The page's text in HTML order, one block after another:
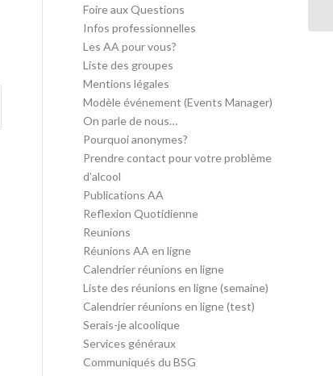
Foire aux Questions
Infos professionnelles
Les AA pour vous?
Liste des groupes
Mentions légales
Modèle événement (Events Manager)
On parle de nous…
Pourquoi anonymes?
Prendre contact pour votre problème
d’alcool
Publications AA
Reflexion Quotidienne
Reunions
Réunions AA en ligne
Calendrier réunions en ligne
Liste des réunions en ligne (semaine)
Calendrier réunions en ligne (test)
Serais-je alcoolique
Services généraux
Communiqués du BSG